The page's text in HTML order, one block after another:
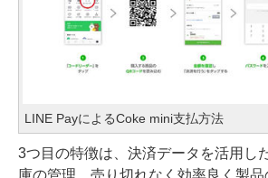
LINE PayによるCoke mini支払方法
3つ目の特徴は、決済データを活用し